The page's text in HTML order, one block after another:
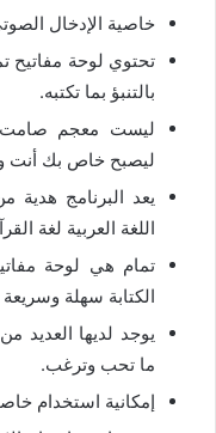
خاصية الإدخال
تحتوي لوحة مفاتيح
بالتنبؤ بما تكتبه.
ليست معجم
ليصبح خاص بك أنت
يعد البرنامج هدية
اللغة العربية لغة
تمام هي لوحة
الكتابة سهلة
يوجد لديها العديد
ما تحب وترغب.
إمكانية استخدام